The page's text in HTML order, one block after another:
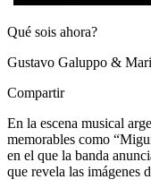
Qué sois ahora?
Gustavo Galuppo &
Compartir
En la escena musical
memorables como
en el que la banda
que revela las imágenes